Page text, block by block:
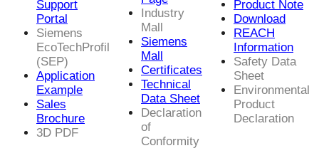
Support
Portal
Siemens
EcoTechProfil
(SEP)
Application
Example
Sales
Brochure
3D PDF
Industry
Mall
Siemens
Mall
Certificates
Technical
Data Sheet
Declaration
of
Conformity
Product Note
Download
REACH
Information
Safety Data
Sheet
Environmental
Product
Declaration